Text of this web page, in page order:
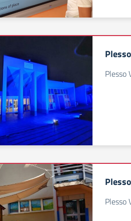
Plesso
Plesso